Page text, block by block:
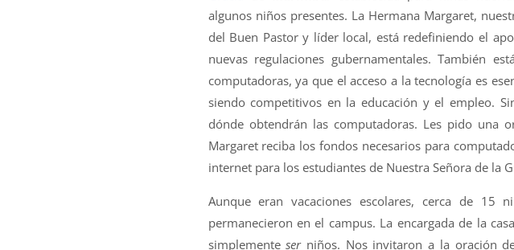
algunos niños presentes. La Hermana Margaret,
del Buen Pastor y líder local, está redefiniendo el
nuevas regulaciones gubernamentales. También
computadoras, ya que el acceso a la tecnología es
siendo competitivos en la educación y el empleo.
dónde obtendrán las computadoras. Les pido una
Margaret reciba los fondos necesarios para
internet para los estudiantes de Nuestra Señora de la
Aunque eran vacaciones escolares, cerca de 15
permanecieron en el campus. La encargada de la
simplementeser niños. Nos invitaron a la oración